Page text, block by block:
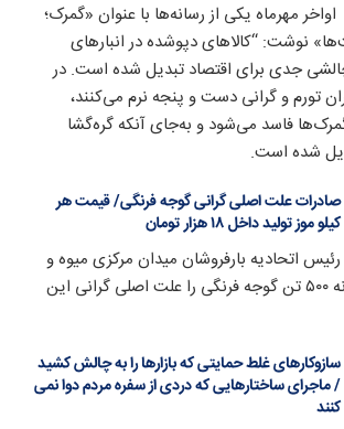
اواخر مهرماه یکی از رسانه‌ها با عنوان «گمرک؛
نوشت: “کالاهای دپوشده در انبارهای
جدی برای اقتصاد تبدیل شده است. در
تورم و گرانی دست و پنجه نرم می‌کنند،
فاسد می‌شود و به‌جای آنکه گره‌گشا
شده است.
صادرات علت اصلی گرانی گوجه فرنگی/ قیمت هر
کیلو موز تولید داخل ۱۸ هزار تومان
رئیس اتحادیه بارفروشان میدان مرکزی میوه و
تره بار، صادرات روزانه ۵۰۰ تن گوجه فرنگی را علت اصلی گرانی این
سازوکارهای غلط حمایتی که بازارها را به چالش کشید
/ ماجرای ساختارهایی که دردی از سفره مردم دوا نمی‌
کنند